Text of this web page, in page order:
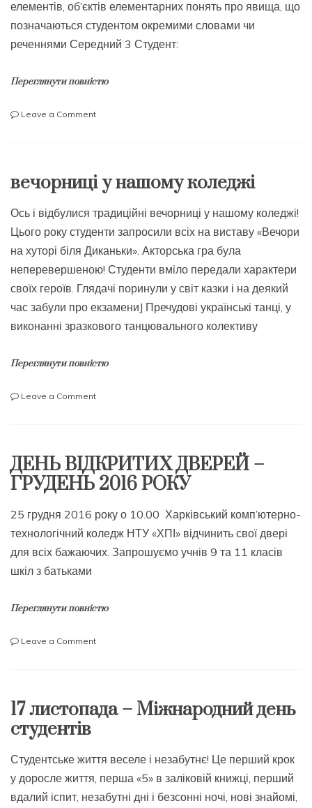
елементів, об’єктів елементарних понять про явища, що
позначаються студентом окремими словами чи
реченнями Середний 3 Студент:
Переглянути повністю
Leave a Commenton
вечорниці у нашому коледжі
Ось і відбулися традиційні вечорниці у нашому коледжі!
Цього року студенти запросили всіх на виставу «Вечори
на хуторі біля Диканьки». Акторська гра була
неперевершеною! Студенти вміло передали характери
своїх героїв. Глядачі поринули у світ казки і на деякий
час забули про екзамениJ Пречудові українські танці, у
виконанні зразкового танцювального колективу
Переглянути повністю
Leave a Commenton
ДЕНЬ ВІДКРИТИХ ДВЕРЕЙ –
ГРУДЕНЬ 2016 РОКУ
25 грудня 2016 року о 10.00 Харківський комп’ютерно-
технологічний коледж НТУ «ХПІ» відчинить свої двері
для всіх бажаючих. Запрошуємо учнів 9 та 11 класів
шкіл з батьками
Переглянути повністю
Leave a Commenton
ГРУДЕНЬ
17 листопада – Міжнародний день
студентів
Студентське життя веселе і незабутнє! Це перший крок
у доросле життя, перша «5» в заліковій книжці, перший
вдалий іспит, незабутні дні і безсонні ночі, нові знайомі,